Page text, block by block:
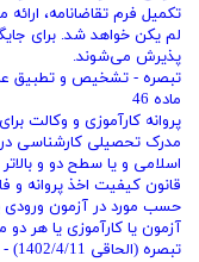
تکمیل فرم تقاضانامه،
لم یکن خواهد شد. برای
پذیرش می‌شوند.
تبصره - تشخیص و تطبیق
ماده 46
پروانه کارآموزی و وکالت
مدرک تحصیلی کارشناسی
حسب مورد در آزمون ورودی
آزمون یا کارآموزی یا هر دو